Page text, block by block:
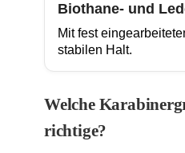
Biothane- und
Mit fest
stabilen Halt.
Welche
richtige?